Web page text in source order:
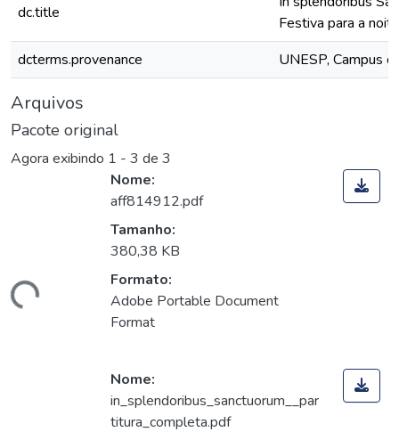
dc.title
Festiva para a
dcterms.provenance
UNESP, Campus
Arquivos
Pacote original
Agora exibindo 1 - 3 de 3
Nome:
aff814912.pdf
Tamanho:
380,38 KB
Formato:
Adobe Portable Document
Format
Nome:
in_splendoribus_sanctuorum__par
titura_completa.pdf